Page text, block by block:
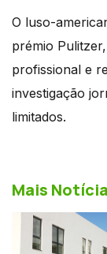
O luso-
prémio
profissional e
investigação
limitados.
Mais